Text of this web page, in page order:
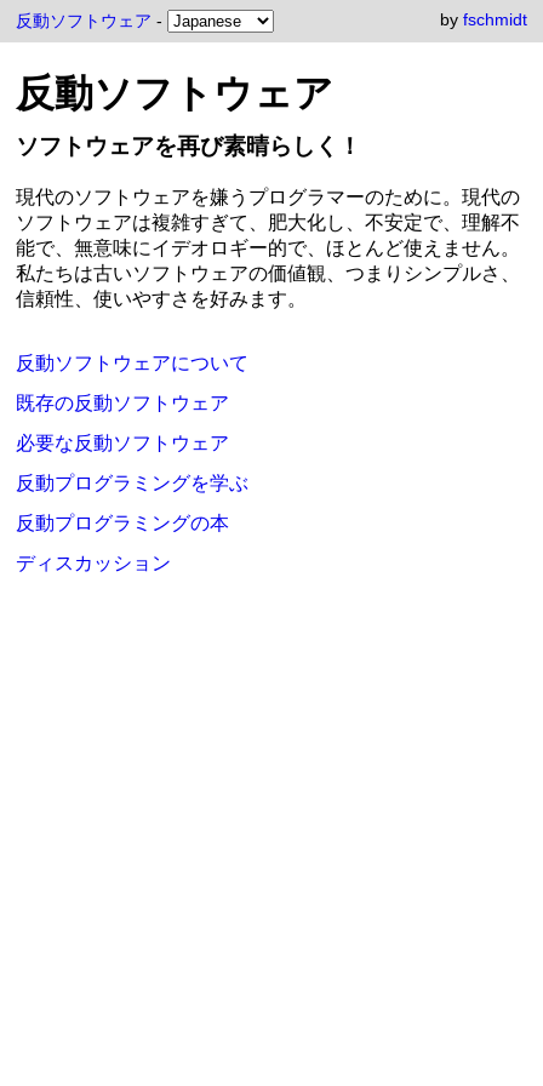
反動ソフトウェア - by fschmidt
反動ソフトウェア
ソフトウェアを再び素晴らしく！
現代のソフトウェアを嫌うプログラマーのために。現代の
ソフトウェアは複雑すぎて、肥大化し、不安定で、理解不
能で、無意味にイデオロギー的で、ほとんど使えません。
私たちは古いソフトウェアの価値観、つまりシンプルさ、
信頼性、使いやすさを好みます。
反動ソフトウェアについて
既存の反動ソフトウェア
必要な反動ソフトウェア
反動プログラミングを学ぶ
反動プログラミングの本
ディスカッション